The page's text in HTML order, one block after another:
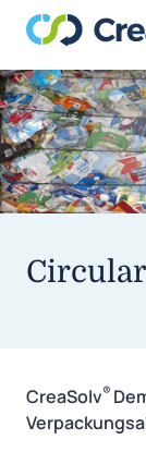
CreaSolv®